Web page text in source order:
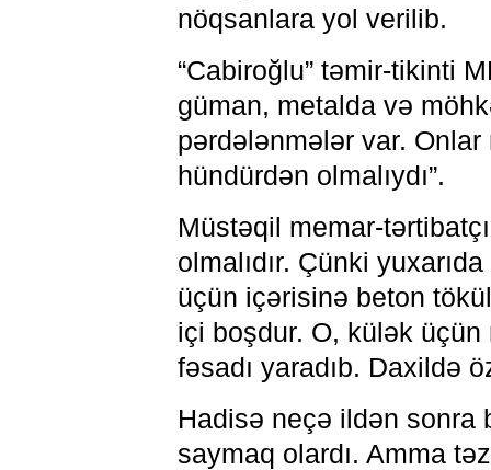
nöqsanlara yol verilib.
“Cabiroğlu” təmir-tikinti
güman, metalda və
pərdələnmələr var.
hündürdən olmalıydı”.
Müstəqil memar-
olmalıdır. Çünki
üçün içərisinə beton
içi boşdur. O, külək
fəsadı yaradıb. Daxildə
Hadisə neçə ildən sonra
saymaq olardı. Amma